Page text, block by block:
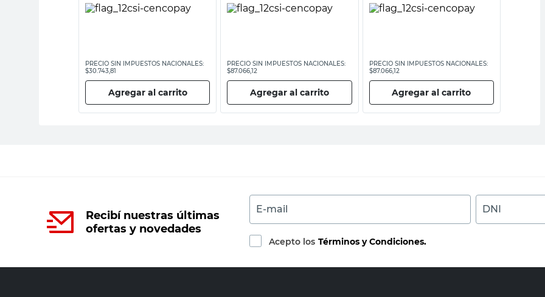
PRECIO SIN IMPUESTOS NACIONALES:
$30.743,81
Agregar al carrito
PRECIO SIN IMPUESTOS NACIONALES:
$87.066,12
Agregar al carrito
PRECIO SIN IMPUESTOS NACIONALES:
$87.066,12
Agregar al carrito
Recibí nuestras últimas
ofertas y novedades
E-mail DNI
Acepto los Términos y Condiciones.